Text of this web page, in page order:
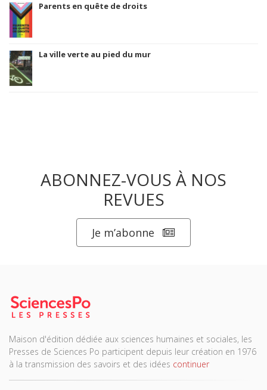
Parents en quête de droits
La ville verte au pied du mur
ABONNEZ-VOUS À NOS
REVUES
Je m’abonne
Maison d'édition dédiée aux sciences humaines et sociales, les
Presses de Sciences Po participent depuis leur création en 1976
à la transmission des savoirs et des idées continuer